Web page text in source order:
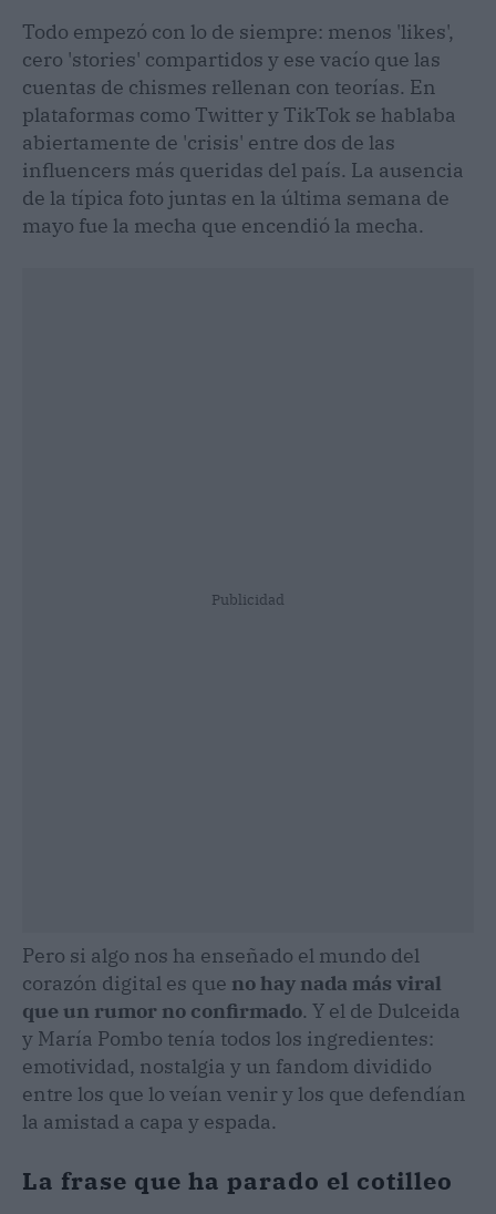
Todo empezó con lo de siempre: menos 'likes',
cero 'stories' compartidos y ese vacío que las
cuentas de chismes rellenan con teorías. En
plataformas como Twitter y TikTok se hablaba
abiertamente de 'crisis' entre dos de las
influencers más queridas del país. La ausencia
de la típica foto juntas en la última semana de
mayo fue la mecha que encendió la mecha.
Publicidad
Pero si algo nos ha enseñado el mundo del
corazón digital es que no hay nada más viral
que un rumor no confirmado. Y el de Dulceida
y María Pombo tenía todos los ingredientes:
emotividad, nostalgia y un fandom dividido
entre los que lo veían venir y los que defendían
la amistad a capa y espada.
La frase que ha parado el cotilleo